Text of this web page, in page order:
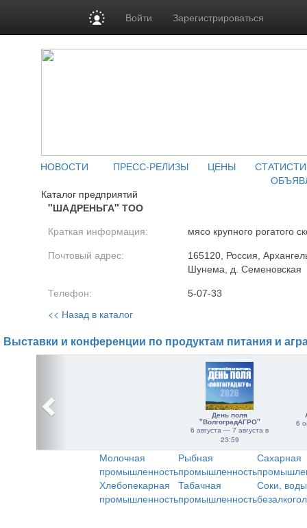
Войти Зарегистрироваться
НОВОСТИ ПРЕСС-РЕЛИЗЫ ЦЕНЫ
Каталог предприятий
"ШАДРЕНЬГА" ТОО
Краткая информация: мясо крупного рогатого
Почтовый адрес:
165120, Россия,
Шунема, д. Семеновская
Телефон: 5-07-33
<< Назад в каталог
Выставки и конференции по продуктам питания и
День поля
"ВолгоградАГРО"
6 августа — 7 августа в
23:59
6
Молочная
промышленность
Рыбная
промышленность
Сахарная
Хлебопекарная
промышленность
Табачная
промышленность
Соки,